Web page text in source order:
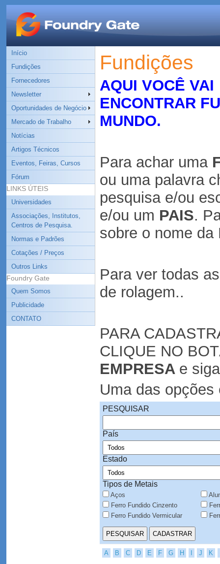
Início
Fundições
Fornecedores
Newsletter
Oportunidades de Negócio
Mercado de Trabalho
Notícias
Artigos Técnicos
Eventos, Feiras, Cursos
Fórum
LINKS ÚTEIS
Universidades
Associações, Institutos,
Centros de Pesquisa.
Normas e Padrões
Cotações / Preços
Outros Links
Foundry Gate
Quem Somos
Publicidade
CONTATO
Fundições
AQUI VOCÊ VAI
ENCONTRAR
MUNDO.
Para achar uma
ou uma palavra
pesquisa e/ou
e/ou um PAIS.
sobre o nome da
Para ver todas
de rolagem..
PARA
CLIQUE NO
EMPRESA e
Uma das opções
PESQUISAR
País
Estado
Tipos de Metais
Aços
Ferro Fundido Cinzento
Ferro Fundido Vermicular
A B C D E F G H J K